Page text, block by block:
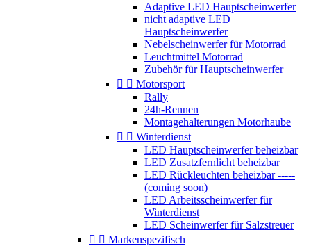
Adaptive LED Hauptscheinwerfer
nicht adaptive LED
Hauptscheinwerfer
Nebelscheinwerfer für Motorrad
Leuchtmittel Motorrad
Zubehör für Hauptscheinwerfer
  Motorsport
Rally
24h-Rennen
Montagehalterungen Motorhaube
  Winterdienst
LED Hauptscheinwerfer beheizbar
LED Zusatzfernlicht beheizbar
LED Rückleuchten beheizbar -----
(coming soon)
LED Arbeitsscheinwerfer für
Winterdienst
LED Scheinwerfer für Salzstreuer
  Markenspezifisch